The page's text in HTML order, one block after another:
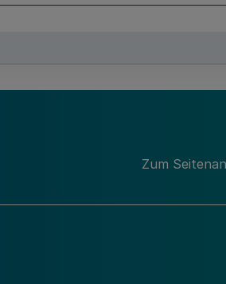
des Landes
Zum